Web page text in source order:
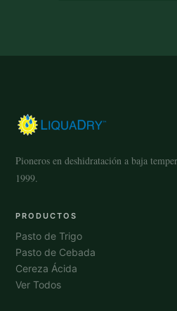
Pioneros en deshidratación a baja
1999.
PRODUCTOS
Pasto de Trigo
Pasto de Cebada
Cereza Ácida
Ver Todos